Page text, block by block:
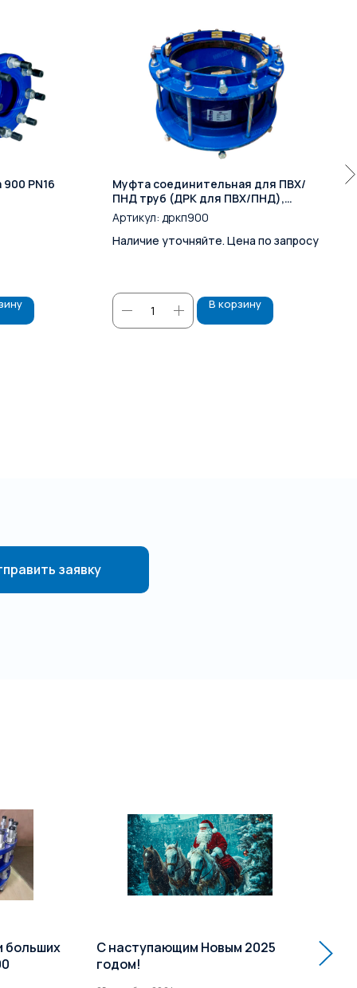
PN16
Муфта соединительная для ПВХ/
ПНД труб (ДРК для ПВХ/ПНД),
большие диаметры DN900 (900)
PN10/16
Артикул: дркп900
Наличие уточняйте. Цена по запросу
В корзину
заявку
больших
С наступающим Новым 2025
годом!